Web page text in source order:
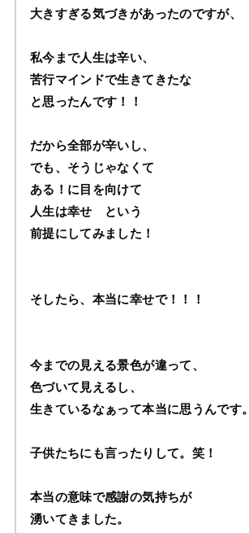
大きすぎる気づきがあったのですが、
私今まで人生は辛い、
苦行マインドで生きてきたな
と思ったんです！！
だから全部が辛いし、
でも、そうじゃなくて
ある！に目を向けて
人生は幸せ という
前提にしてみました！
そしたら、本当に幸せで！！！
今までの見える景色が違って、
色づいて見えるし、
生きているなぁって本当に思うんです。
子供たちにも言ったりして。笑！
本当の意味で感謝の気持ちが
湧いてきました。